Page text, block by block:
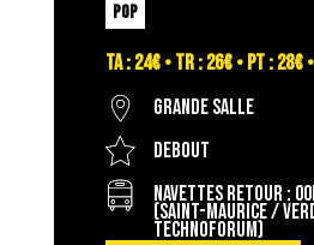
POP
TA : 24€ • TR : 26€ • PT : 28€
Grande salle
Debout
Navettes Retour :
(Saint-Maurice /
Technoforum)